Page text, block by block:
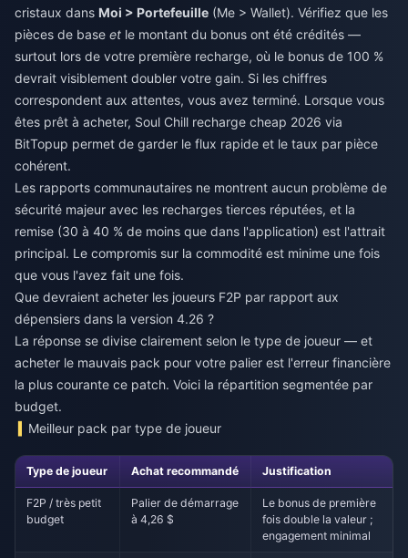
cristaux dans Moi > Portefeuille (Me > Wallet). Vérifiez que les
pièces de base et le montant du bonus ont été crédités —
surtout lors de votre première recharge, où le bonus de 100 %
devrait visiblement doubler votre gain. Si les chiffres
correspondent aux attentes, vous avez terminé. Lorsque vous
êtes prêt à acheter, Soul Chill recharge cheap 2026 via
BitTopup permet de garder le flux rapide et le taux par pièce
cohérent.
Les rapports communautaires ne montrent aucun problème de
sécurité majeur avec les recharges tierces réputées, et la
remise (30 à 40 % de moins que dans l'application) est l'attrait
principal. Le compromis sur la commodité est minime une fois
que vous l'avez fait une fois.
Que devraient acheter les joueurs F2P par rapport aux
dépensiers dans la version 4.26 ?
La réponse se divise clairement selon le type de joueur — et
acheter le mauvais pack pour votre palier est l'erreur financière
la plus courante ce patch. Voici la répartition segmentée par
budget.
Meilleur pack par type de joueur
Type de joueur Achat recommandé Justification
F2P / très petit
budget
Palier de démarrage
à 4,26 $
Le bonus de première
fois double la valeur ;
engagement minimal